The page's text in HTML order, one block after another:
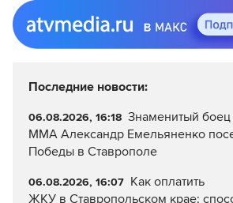
Последние новости:
06.08.2026, 16:18 Знаменитый боец
ММА Александр Емельяненко
Победы в Ставрополе
06.08.2026, 16:07 Как оплатить
ЖКУ в Ставропольском крае: